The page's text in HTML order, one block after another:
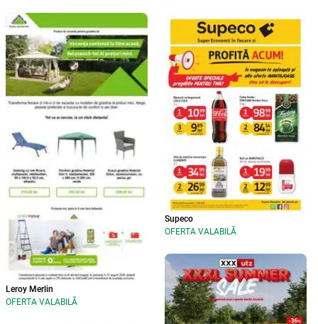
Leroy Merlin
OFERTA VALABILĂ
Supeco
OFERTA VALABILĂ